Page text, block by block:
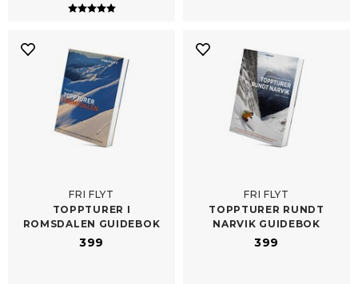
Karakter:
5.0 av 5 mulige
FRI FLYT
TOPPTURER I
ROMSDALEN GUIDEBOK
399
FRI FLYT
TOPPTURER RUNDT
NARVIK GUIDEBOK
399